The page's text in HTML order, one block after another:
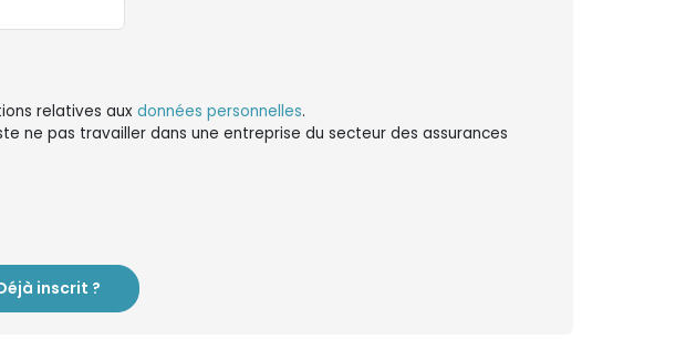
relatives aux données personnelles.
ne pas travailler dans une entreprise du secteur des assurances
inscrit ?